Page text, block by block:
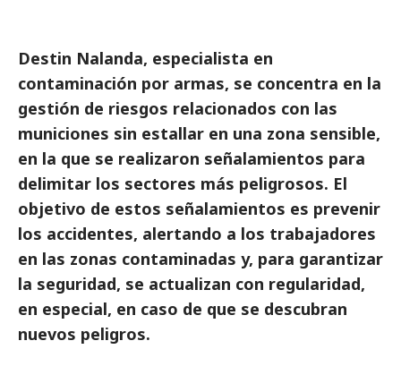
Destin Nalanda, especialista en
contaminación por armas, se concentra en la
gestión de riesgos relacionados con las
municiones sin estallar en una zona sensible,
en la que se realizaron señalamientos para
delimitar los sectores más peligrosos. El
objetivo de estos señalamientos es prevenir
los accidentes, alertando a los trabajadores
en las zonas contaminadas y, para garantizar
la seguridad, se actualizan con regularidad,
en especial, en caso de que se descubran
nuevos peligros.